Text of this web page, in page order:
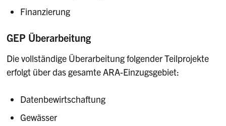
Finanzierung
GEP Überarbeitung
Die vollständige Überarbeitung folgender Teilprojekte
erfolgt über das gesamte ARA-Einzugsgebiet:
Datenbewirtschaftung
Gewässer